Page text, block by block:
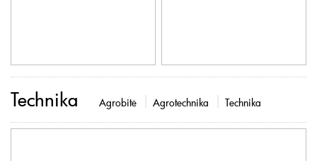
Technika Agrobitė Agrotechnika Technika